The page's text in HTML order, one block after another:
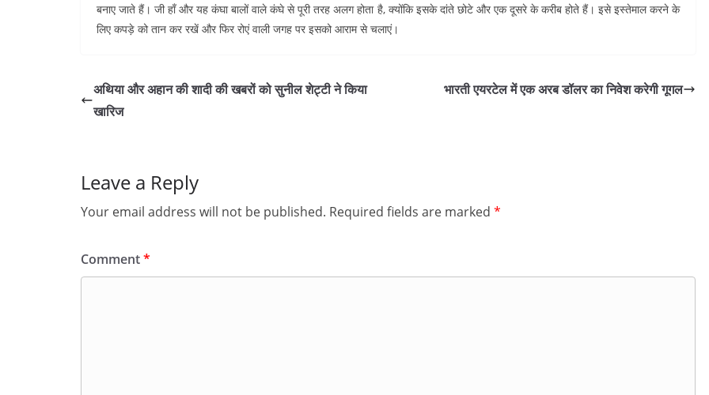
बनाए जाते हैं। जी हाँ और यह कंघा बालों वाले कंघे से पूरी तरह अलग होता है, क्योंकि इसके दांते छोटे और एक दूसरे के करीब होते हैं। इसे इस्तेमाल करने के
लिए कपड़े को तान कर रखें और फिर रोएं वाली जगह पर इसको आराम से चलाएं।
अथिया और अहान की शादी की खबरों को सुनील शेट्टी ने किया
खारिज
भारती एयरटेल में एक अरब डॉलर का निवेश करेगी गूगल
Leave a Reply
Your email address will not be published. Required fields are marked *
Comment*